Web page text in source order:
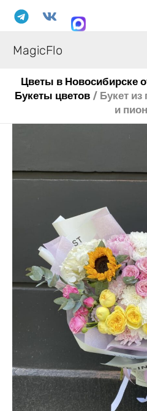
Перейти
MagicFlo
Цветы в Новосибирске
Букеты цветов / Букет из
и